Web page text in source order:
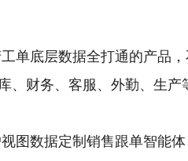
单底层数据全打通的产品
、财务、客服、外勤、生产
图数据定制销售跟单智能